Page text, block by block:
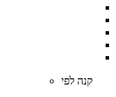
קנה לפי